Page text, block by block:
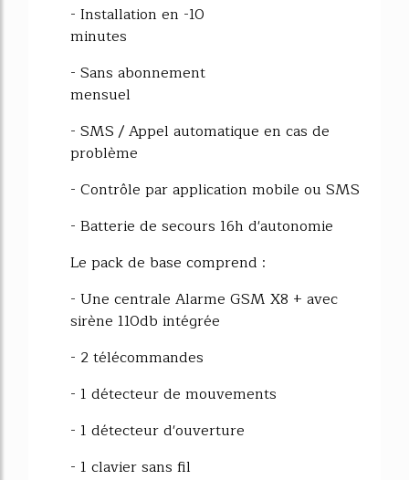
- Installation en -10
minutes
- Sans abonnement
mensuel
- SMS / Appel automatique en cas de
problème
- Contrôle par application mobile ou SMS
- Batterie de secours 16h d'autonomie
Le pack de base comprend :
- Une centrale Alarme GSM X8 + avec
sirène 110db intégrée
- 2 télécommandes
- 1 détecteur de mouvements
- 1 détecteur d'ouverture
- 1 clavier sans fil